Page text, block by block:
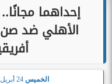
إحداهما مجانًا..
الأهلي ضد
الخميس